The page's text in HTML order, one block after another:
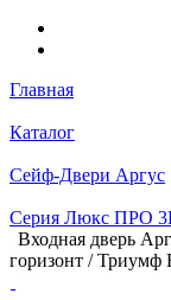
Главная
Каталог
Сейф-Двери Аргус
Серия Люкс ПРО
Входная дверь
горизонт / Триумф